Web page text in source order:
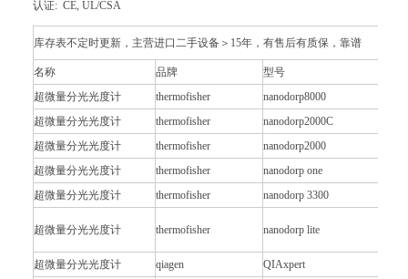
认证: CE, UL/CSA
库存表不定时更新，主营进口二手设备＞15年，有售后有质保，靠谱
名称 品牌
型号
超微量分光光度计
thermofisher
nanodorp8000
超微量分光光度计
thermofisher
nanodorp2000C
超微量分光光度计
thermofisher
nanodorp2000
超微量分光光度计
thermofisher
nanodorp one
超微量分光光度计
thermofisher nanodorp 3300
超微量分光光度计 thermofisher nanodorp lite
超微量分光光度计 qiagen
QIAxpert